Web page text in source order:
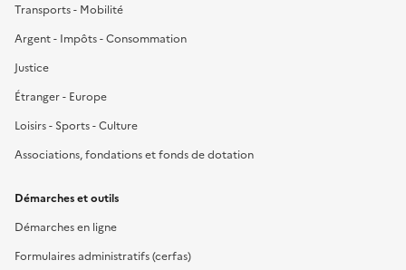
Transports - Mobilité
Argent - Impôts - Consommation
Justice
Étranger - Europe
Loisirs - Sports - Culture
Associations, fondations et fonds de dotation
Démarches et outils
Démarches en ligne
Formulaires administratifs (cerfas)